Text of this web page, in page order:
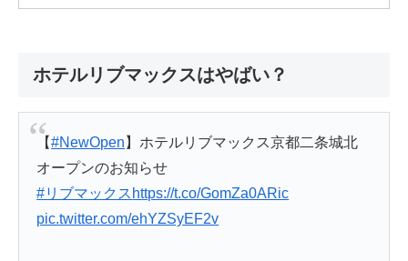
ホテルリブマックスはやばい？
【#NewOpen 】ホテルリブマックス京都二条城北
オープンのお知らせ
#リブマックス https://t.co/GomZa0ARic
pic.twitter.com/ehYZSyEF2v